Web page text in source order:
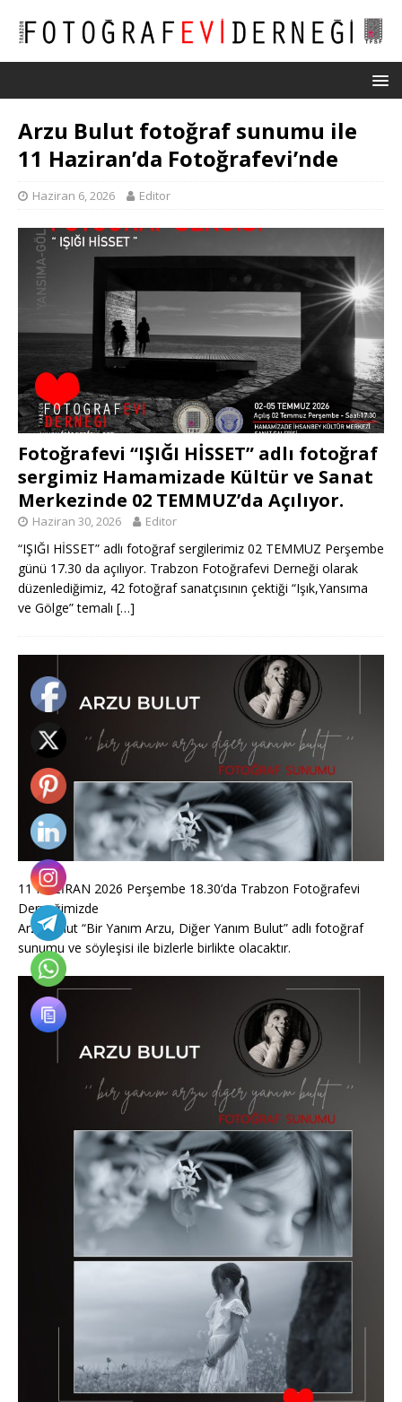
Arzu Bulut fotoğraf sunumu ile
11 Haziran’da Fotoğrafevi’nde
Haziran 6, 2026 Editor
Fotoğrafevi “IŞIĞI HİSSET” adlı fotoğraf
sergimiz Hamamizade Kültür ve Sanat
Merkezinde 02 TEMMUZ’da Açılıyor.
Haziran 30, 2026 Editor
“IŞIĞI HİSSET” adlı fotoğraf sergilerimiz 02 TEMMUZ Perşembe
günü 17.30 da açılıyor. Trabzon Fotoğrafevi Derneği olarak
düzenlediğimiz, 42 fotoğraf sanatçısının çektiği “Işık,Yansıma
ve Gölge” temalı […]
11 HAZİRAN 2026 Perşembe 18.30’da Trabzon Fotoğrafevi
Derneğimizde
Arzu Bulut “Bir Yanım Arzu, Diğer Yanım Bulut” adlı fotoğraf
sunumu ve söyleşisi ile bizlerle birlikte olacaktır.